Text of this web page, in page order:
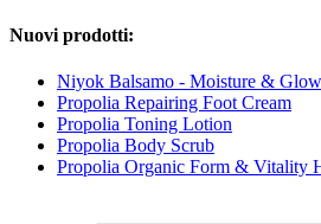
Nuovi prodotti:
Niyok Balsamo - Moisture & Glow
Propolia Repairing Foot Cream
Propolia Toning Lotion
Propolia Body Scrub
Propolia Organic Form & Vitality